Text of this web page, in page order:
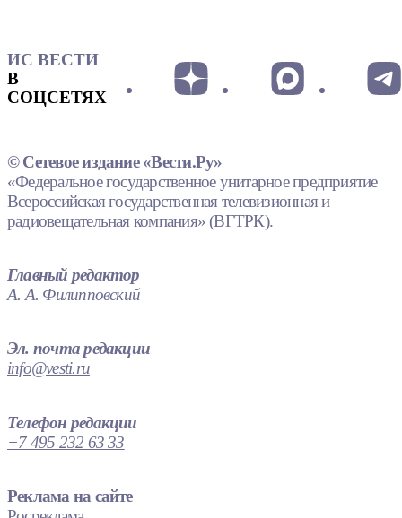
ИС ВЕСТИ
В
СОЦСЕТЯХ
© Сетевое издание «Вести.Ру»
«Федеральное государственное унитарное предприятие
Всероссийская государственная телевизионная и
радиовещательная компания» (ВГТРК).
Главный редактор
А. А. Филипповский
Эл. почта редакции
info@vesti.ru
Телефон редакции
+7 495 232 63 33
Реклама на сайте